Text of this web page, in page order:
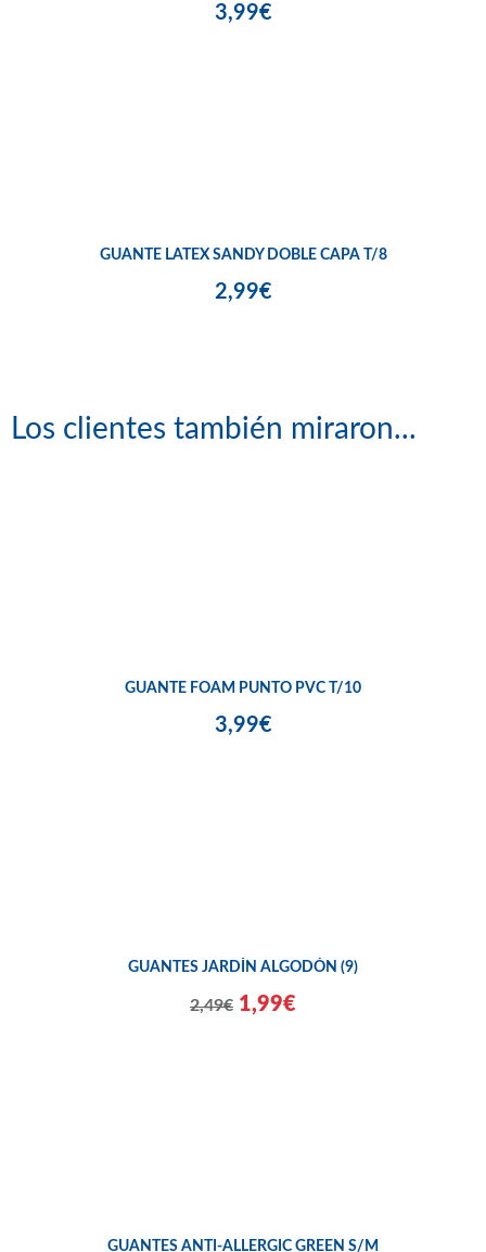
3,99€
GUANTE LATEX SANDY DOBLE CAPA T/8
2,99€
Los clientes también miraron...
GUANTE FOAM PUNTO PVC T/10
3,99€
GUANTES JARDÍN ALGODÓN (9)
2,49€ 1,99€
GUANTES ANTI-ALLERGIC GREEN S/M